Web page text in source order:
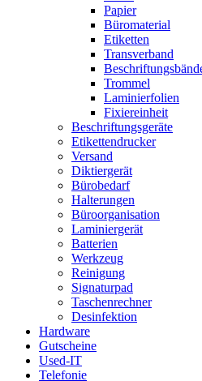
Papier
Büromaterial
Etiketten
Transverband
Trommel
Laminierfolien
Fixiereinheit
Beschriftungsgeräte
Etikettendrucker
Versand
Diktiergerät
Bürobedarf
Halterungen
Büroorganisation
Laminiergerät
Batterien
Werkzeug
Reinigung
Signaturpad
Taschenrechner
Desinfektion
Hardware
Gutscheine
Used-IT
Telefonie